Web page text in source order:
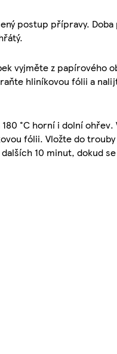
postup přípravy.
vyjměte z papírového
hliníkovou fólii a
°C horní i dolní
fólii. Vložte do
10 minut, dokud